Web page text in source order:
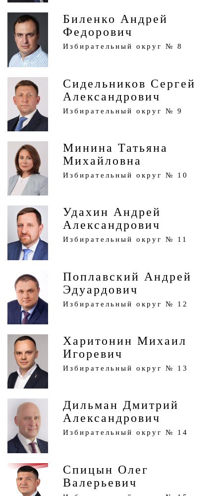
Биленко Андрей
Федорович
Избирательный округ № 8
Сидельников Сергей
Александрович
Избирательный округ № 9
Минина Татьяна
Михайловна
Избирательный округ № 10
Удахин Андрей
Александрович
Избирательный округ № 11
Поплавский Андрей
Эдуардович
Избирательный округ № 12
Харитонин Михаил
Игоревич
Избирательный округ № 13
Дильман Дмитрий
Александрович
Избирательный округ № 14
Спицын Олег
Валерьевич